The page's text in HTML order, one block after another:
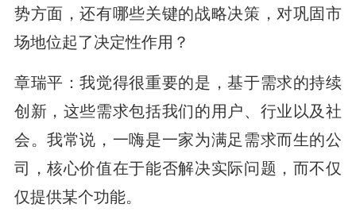
势方面，还有哪些关键的战略决策，对巩固市
场地位起了决定性作用？
章瑞平：我觉得很重要的是，基于需求的持续
创新，这些需求包括我们的用户、行业以及社
会。我常说，一嗨是一家为满足需求而生的公
司，核心价值在于能否解决实际问题，而不仅
仅提供某个功能。